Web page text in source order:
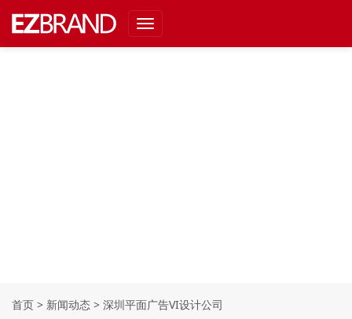
Toggle
navigation
首页 > 新闻动态 > 深圳平面广告VI设计公司